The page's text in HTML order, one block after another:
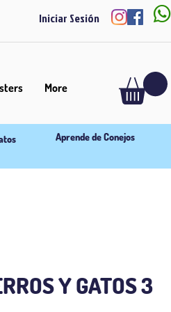
Iniciar Sesión 
More
Aprende de Conejos
Y GATOS 3